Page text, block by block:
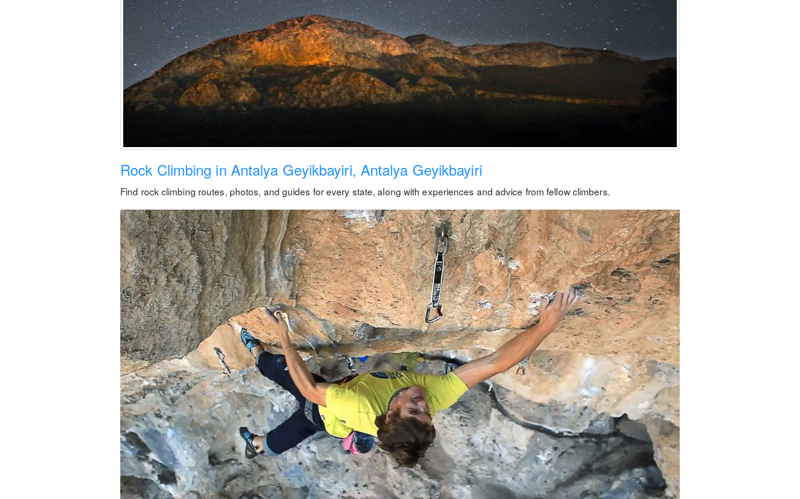
Rock Climbing in Antalya Geyikbayiri, Antalya Geyikbayiri
Find rock climbing routes, photos, and guides for every state, along with experiences and advice from fellow climbers.